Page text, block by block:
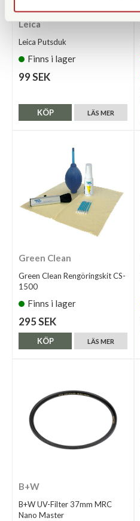
Leica
Leica Putsduk
Finns i lager
99 SEK
LÄS MER
KÖP
Green Clean
Green Clean Rengöringskit CS-
1500
Finns i lager
295 SEK
LÄS MER
KÖP
B+W
B+W UV-Filter 37mm MRC
Nano Master